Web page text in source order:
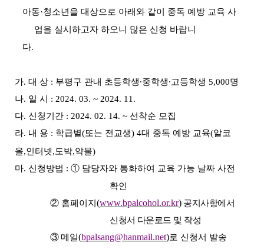
아동·청소년을 대상으로 아래와 같이 중독 예방 교육 사
업을 실시하고자 하오니 많은 신청 바랍니
다.
가. 대 상 : 부평구 관내 초등학생∙중학생∙고등학생 5,000명
나. 일 시 : 2024. 03. ~ 2024. 11.
다. 신청기간 : 2024. 02. 14. ~ 선착순 모집
라. 내 용 : 학급별(또는 전교생) 4대 중독 예방 교육(알코
올,인터넷,도박,약물)
마. 신청방법 : ① 담당자와 통화하여 교육 가능 날짜 사전
확인
② 홈페이지 (www.bpalcohol.or.kr) 공지사항에서
신청서 다운로드 및 작성
③메일(bpalsang@hanmail.net)로 신청서 발송